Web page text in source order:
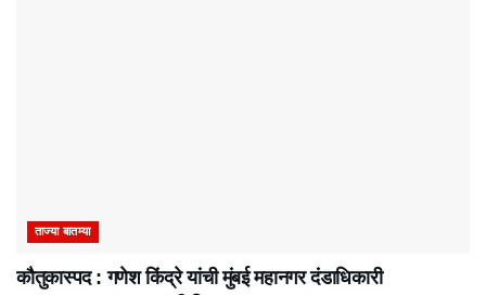
ताज्या बातम्या
कौतुकास्पद : गणेश किंद्रे यांची मुंबई महानगर दंडाधिकारी